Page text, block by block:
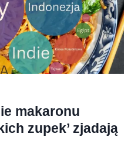
makaronu
zupek’ zjadają